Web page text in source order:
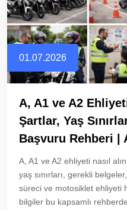
01.07.2026
A, A1 ve A2
Şartlar, Yaş
Başvuru Rehberi |
A, A1 ve A2 ehliyeti nasıl
yaş sınırları, gerekli
süreci ve motosiklet ehliyeti
bilgiler bu kapsamlı rehberde.